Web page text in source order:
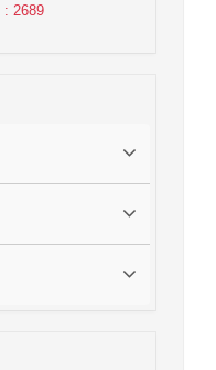
: 2689